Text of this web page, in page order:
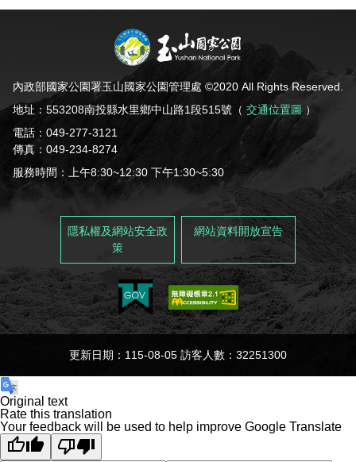
內政部國家公園署玉山國家公園管理處 ©2020 All Rights Reserved.
地址：553208南投縣水里鄉中山路1段515號（ 交通位置圖 ）
電話：049-277-3121
傳真：049-234-8274
服務時間：上午8:30~12:30 下午1:30~5:30
隱私權及網站安全政
策
網站資料開放宣告
更新日期：115-08-05 訪客人數：32251300
Original text
Rate this translation
Your feedback will be used to help improve Google Translate